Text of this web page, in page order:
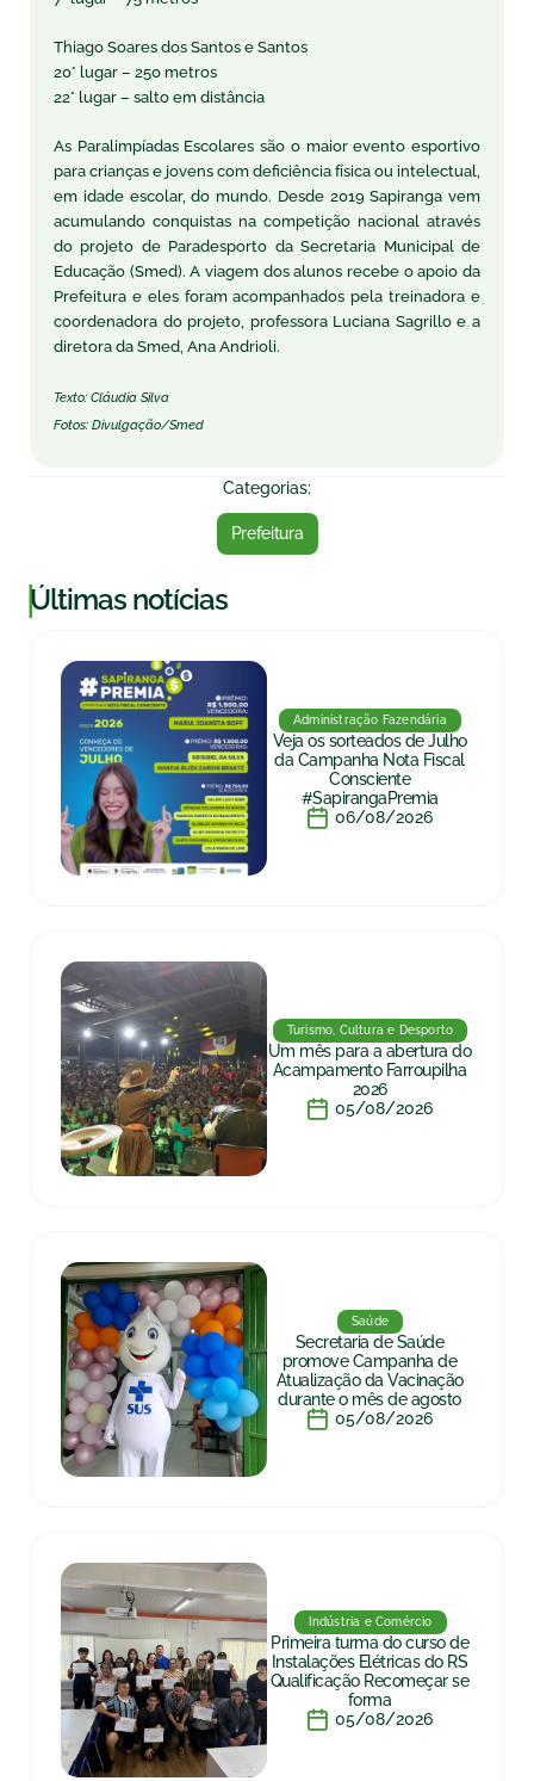
Thiago Soares dos Santos e Santos
20° lugar – 250 metros
22° lugar – salto em distância
As Paralimpíadas Escolares são o maior evento esportivo
para crianças e jovens com deficiência física ou intelectual,
em idade escolar, do mundo. Desde 2019 Sapiranga vem
acumulando conquistas na competição nacional através
do projeto de Paradesporto da Secretaria Municipal de
Educação (Smed). A viagem dos alunos recebe o apoio da
Prefeitura e eles foram acompanhados pela treinadora e
coordenadora do projeto, professora Luciana Sagrillo e a
diretora da Smed, Ana Andrioli.
Texto: Cláudia Silva
Fotos: Divulgação/Smed
Categorias:
Prefeitura
|Últimas notícias
Administração Fazendária
Veja os sorteados de Julho
da Campanha Nota Fiscal
Consciente
#SapirangaPremia
06/08/2026
Turismo, Cultura e Desporto
Um mês para a abertura do
Acampamento Farroupilha
2026
05/08/2026
Saúde
Secretaria de Saúde
promove Campanha de
Atualização da Vacinação
durante o mês de agosto
05/08/2026
Indústria e Comércio
Primeira turma do curso de
Instalações Elétricas do RS
Qualificação Recomeçar se
forma
05/08/2026